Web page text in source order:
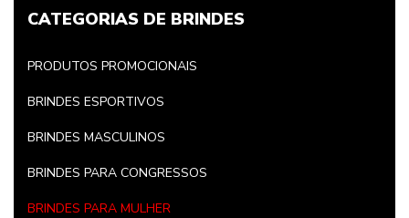
CATEGORIAS DE BRINDES
PRODUTOS PROMOCIONAIS
BRINDES ESPORTIVOS
BRINDES MASCULINOS
BRINDES PARA CONGRESSOS
BRINDES PARA MULHER